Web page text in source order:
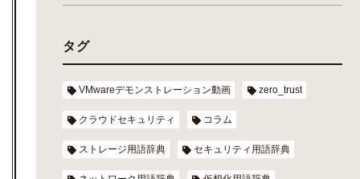
タグ
VMwareデモンストレーション動画 zero_trust
クラウドセキュリティ コラム
ストレージ用語辞典 セキュリティ用語辞典